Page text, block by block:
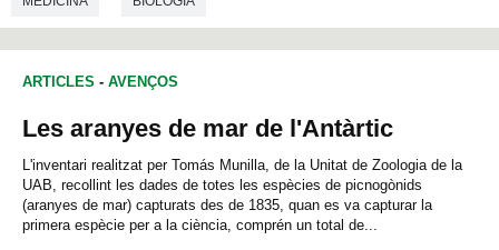
ARTICLES - AVENÇOS
Les aranyes de mar de l'Antàrtic
L'inventari realitzat per Tomás Munilla, de la Unitat de Zoologia de la
UAB, recollint les dades de totes les espècies de picnogònids
(aranyes de mar) capturats des de 1835, quan es va capturar la
primera espècie per a la ciència, comprén un total de...